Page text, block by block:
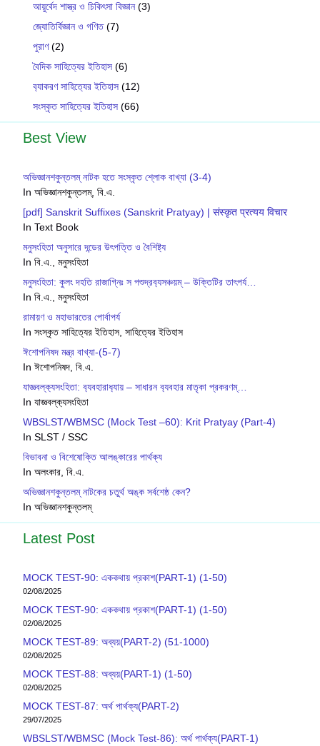
আয়ুর্বেদ শাস্ত্র ও চিকিৎসা বিজ্ঞান(3)
জ্যোতির্বিজ্ঞান ও গণিত(7)
পুরাণ(2)
বৈদিক সাহিত্যের ইতিহাস (6)
ব‍্যাকরণ সাহিত‍্যের ইতিহাস (12)
সংস্কৃত সাহিত্যের ইতিহাস (66)
Best View
অভিজ্ঞানশকুন্তলম্ নাটক হতে সংস্কৃত শ্লোক বাখ্যা (3-4)
In অভিজ্ঞানশকুন্তলম্, বি.এ.
[pdf] Sanskrit Suffixes (Sanskrit Pratyay) | संस्कृत प्रत्यय विचार
In Text Book
মনুসংহিতা অনুসারে দন্ডের উৎপত্তি ও বৈশিষ্ট্য
In বি.এ., মনুসংহিতা
মনুসংহিতা: কুলং দহতি রাজাগ্নিঃ স পশুদ্রব‍্যসঞ্চয়ম্ – উক্তিটির তাৎপর্য…
In বি.এ., মনুসংহিতা
রামায়ণ ও মহাভারতের পোর্বাপর্য
In সংস্কৃত সাহিত্যের ইতিহাস, সাহিত্যের ইতিহাস
ঈশোপনিষদ মন্ত্র বাখ্যা-(5-7)
In ঈশোপনিষদ, বি.এ.
যাজ্ঞবল্ক‍্যসংহিতা: ব‍্যবহারাধ‍্যায় – সাধারন ব‍্যবহার মাতৃকা প্রকরণম্…
In যাজ্ঞবল্ক‍্যসংহিতা
WBSLST/WBMSC (Mock Test –60): Krit Pratyay (Part-4)
In SLST / SSC
বিভাবনা ও বিশেষোক্তি আলঙ্কারের পার্থক্য
In অলংকার, বি.এ.
অভিজ্ঞানশকুন্তলম্ নাটকের চতুর্থ অঙ্ক সর্বশেষ্ঠ কেন?
In অভিজ্ঞানশকুন্তলম্
Latest Post
MOCK TEST-90: এককথায় প্রকাশ(PART-1) (1-50)
02/08/2025
MOCK TEST-90: এককথায় প্রকাশ(PART-1) (1-50)
02/08/2025
MOCK TEST-89: অব্যয়(PART-2) (51-1000)
02/08/2025
MOCK TEST-88: অব্যয়(PART-1) (1-50)
02/08/2025
MOCK TEST-87: অর্থ পার্থক্য(PART-2)
29/07/2025
WBSLST/WBMSC (Mock Test-86): অর্থ পার্থক্য(PART-1)